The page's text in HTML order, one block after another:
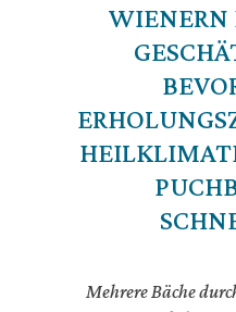
WIENERN
Mehrere Bäche